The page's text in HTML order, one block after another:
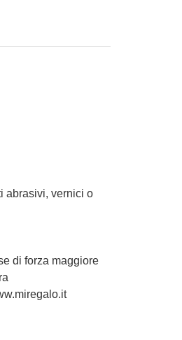
abrasivi, vernici o
di forza maggiore